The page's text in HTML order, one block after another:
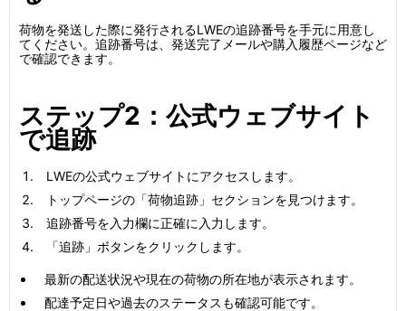
荷物を発送した際に発行されるLWEの追跡番号を手元に用意し
てください。追跡番号は、発送完了メールや購入履歴ページなど
で確認できます。
ステップ2：公式ウェブサイト
で追跡
LWEの公式ウェブサイトにアクセスします。
トップページの「荷物追跡」セクションを見つけます。
追跡番号を入力欄に正確に入力します。
「追跡」ボタンをクリックします。
最新の配送状況や現在の荷物の所在地が表示されます。
配達予定日や過去のステータスも確認可能です。